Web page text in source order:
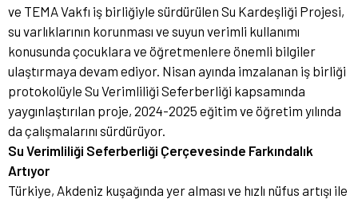
ve TEMA Vakfı iş birliğiyle sürdürülen Su Kardeşliği Projesi,
su varlıklarının korunması ve suyun verimli kullanımı
konusunda çocuklara ve öğretmenlere önemli bilgiler
ulaştırmaya devam ediyor. Nisan ayında imzalanan iş birliği
protokolüyle Su Verimliliği Seferberliği kapsamında
yaygınlaştırılan proje, 2024-2025 eğitim ve öğretim yılında
da çalışmalarını sürdürüyor.
Su Verimliliği Seferberliği Çerçevesinde Farkındalık
Artıyor
Türkiye, Akdeniz kuşağında yer alması ve hızlı nüfus artışı ile